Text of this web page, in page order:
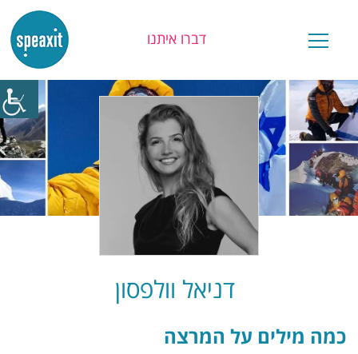
דברו איתנו
יש לכם שאלה?
דניאל וולפסון
כמה מילים על המרצה